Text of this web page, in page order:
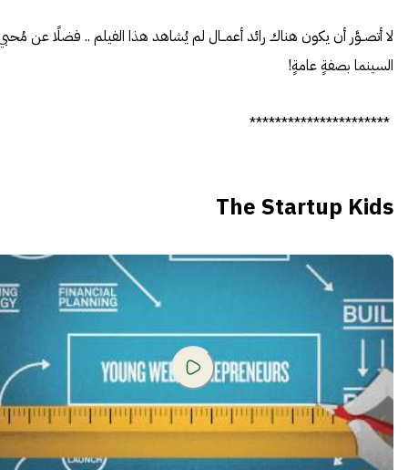
لا أتصــوَّر أن يكون هناك رائد أعمــال لم يُشاهد هذا الفيلم .. فضلًا عن
السينما بصفةٍ عامةٍ!
**********************
The Startup Kids